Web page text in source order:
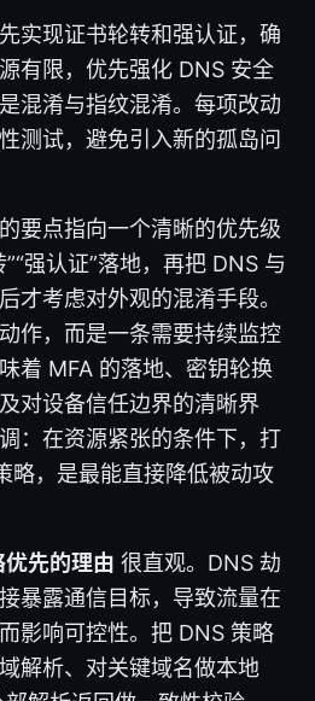
实现证书轮转和强认证，确
有限，优先强化 DNS 安全
混淆与指纹混淆。每项改动
测试，避免引入新的孤岛问
要点指向一个清晰的优先级
强认证”落地，再把 DNS 与
才考虑对外观的混淆手段。
作，而是一条需要持续监控
着 MFA 的落地、密钥轮换
对设备信任边界的清晰界
：在资源紧张的条件下，打
略，是最能直接降低被动攻
先的理由 很直观。DNS 劫
暴露通信目标，导致流量在
影响可控性。把 DNS 策略
解析、对关键域名做本地